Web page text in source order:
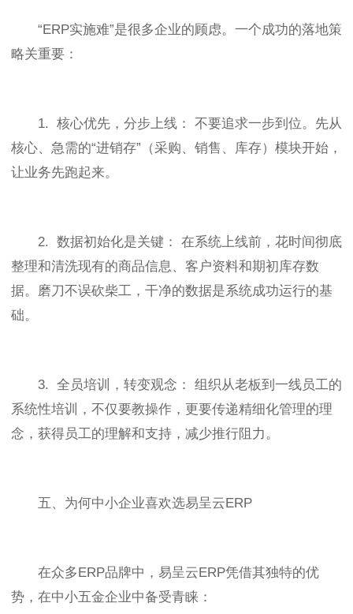
“ERP实施难”是很多企业的顾虑。一个成功的落地策
略关重要：
1. 核心优先，分步上线： 不要追求一步到位。先从
核心、急需的“进销存”（采购、销售、库存）模块开始，
让业务先跑起来。
2. 数据初始化是关键： 在系统上线前，花时间彻底
整理和清洗现有的商品信息、客户资料和期初库存数
据。磨刀不误砍柴工，干净的数据是系统成功运行的基
础。
3. 全员培训，转变观念： 组织从老板到一线员工的
系统性培训，不仅要教操作，更要传递精细化管理的理
念，获得员工的理解和支持，减少推行阻力。
五、为何中小企业喜欢选易呈云ERP
在众多ERP品牌中，易呈云ERP凭借其独特的优
势，在中小五金企业中备受青睐：